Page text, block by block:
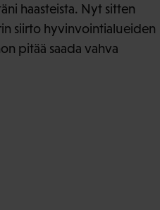
haasteista. Nyt sitten
siirto hyvinvointialueiden
pitää saada vahva